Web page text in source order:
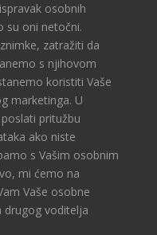
osobnih
su oni netočni.
zatražiti da
s njihovom
koristiti Vaše
marketinga. U
pritužbu
ako niste
s Vašim osobnim
mi ćemo na
Vaše osobne
drugog voditelja